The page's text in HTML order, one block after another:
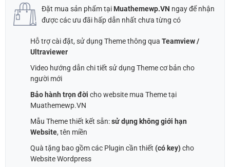
Đặt mua sản phẩm tại Muathemewp.VN ngay để nhận
được các ưu đãi hấp dẫn nhất chưa từng có
Hỗ trợ cài đặt, sử dụng Theme thông qua Teamview /
Ultraviewer
Video hướng dẫn chi tiết sử dụng Theme cơ bản cho
người mới
Bảo hành trọn đời cho website mua Theme tại
Muathemewp.VN
Mẫu Theme thiết kết sẵn:sử dụng không giới hạn
Website, tên miền
Quà tặng bao gồm các Plugin cần thiết (có key)cho
Website Wordpress